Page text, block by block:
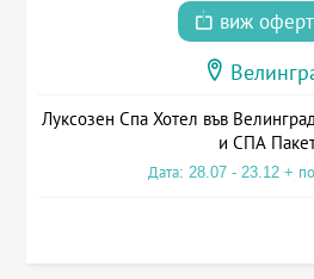
виж
Луксозен Спа Хотел във
и СПА
Дата: 28.07 - 23.12 +